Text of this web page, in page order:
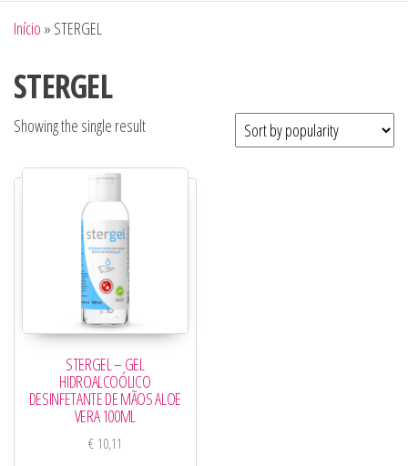
Início » STERGEL
STERGEL
Showing the single result
STERGEL – GEL
HIDROALCOÓLICO
DESINFETANTE DE MÃOS ALOE
VERA 100ML
€10,11